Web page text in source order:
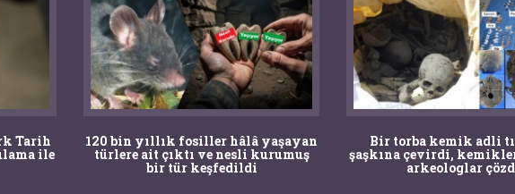
Tarih
ile
120 bin yıllık fosiller hâlâ yaşayan
türlere ait çıktı ve nesli kurumuş
bir tür keşfedildi
Bir torba kemik adli
şaşkına çevirdi,
arkeologlar